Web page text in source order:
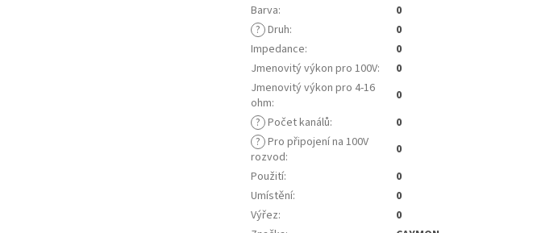
Barva:
0
? Druh:
0
Impedance:
0
Jmenovitý výkon pro 100V:
0
Jmenovitý výkon pro 4-16
ohm:
0
? Počet kanálů:
0
? Pro připojení na 100V
rozvod:
0
Použití:
0
Umístění:
0
Výřez:
0